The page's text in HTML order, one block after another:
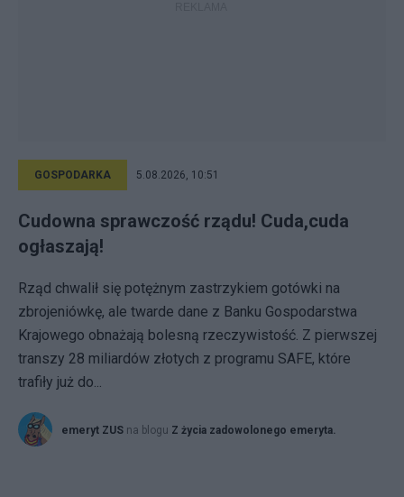
GOSPODARKA 5.08.2026, 10:51
Cudowna sprawczość rządu! Cuda,cuda
ogłaszają!
Rząd chwalił się potężnym zastrzykiem gotówki na
zbrojeniówkę, ale twarde dane z Banku Gospodarstwa
Krajowego obnażają bolesną rzeczywistość. Z pierwszej
transzy 28 miliardów złotych z programu SAFE, które
trafiły już do...
emeryt ZUS na blogu Z życia zadowolonego emeryta.